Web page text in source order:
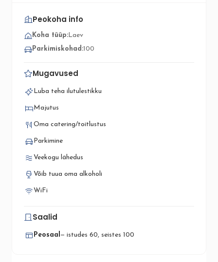
Peokoha info
Koha tüüp:Laev
Parkimiskohad:100
Mugavused
Luba teha ilutulestikku
Majutus
Oma catering/toitlustus
Parkimine
Veekogu lähedus
Võib tuua oma alkoholi
WiFi
Saalid
Peosaal— istudes 60, seistes 100